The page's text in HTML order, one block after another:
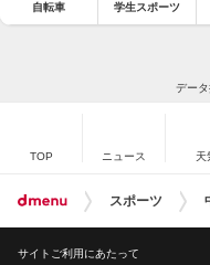
自転車 学生スポーツ
デー
TOP ニュース 天
スポーツ
サイトご利用にあたって